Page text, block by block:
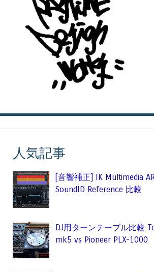
人気記事
[音響補正] IK Multimedia
SoundID Reference 比較
DJ用ターンテーブル比較
mk5 vs Pioneer PLX-1000